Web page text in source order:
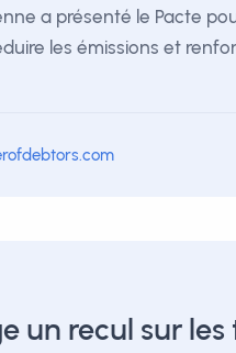
a présenté le Pacte
les émissions et
un recul sur